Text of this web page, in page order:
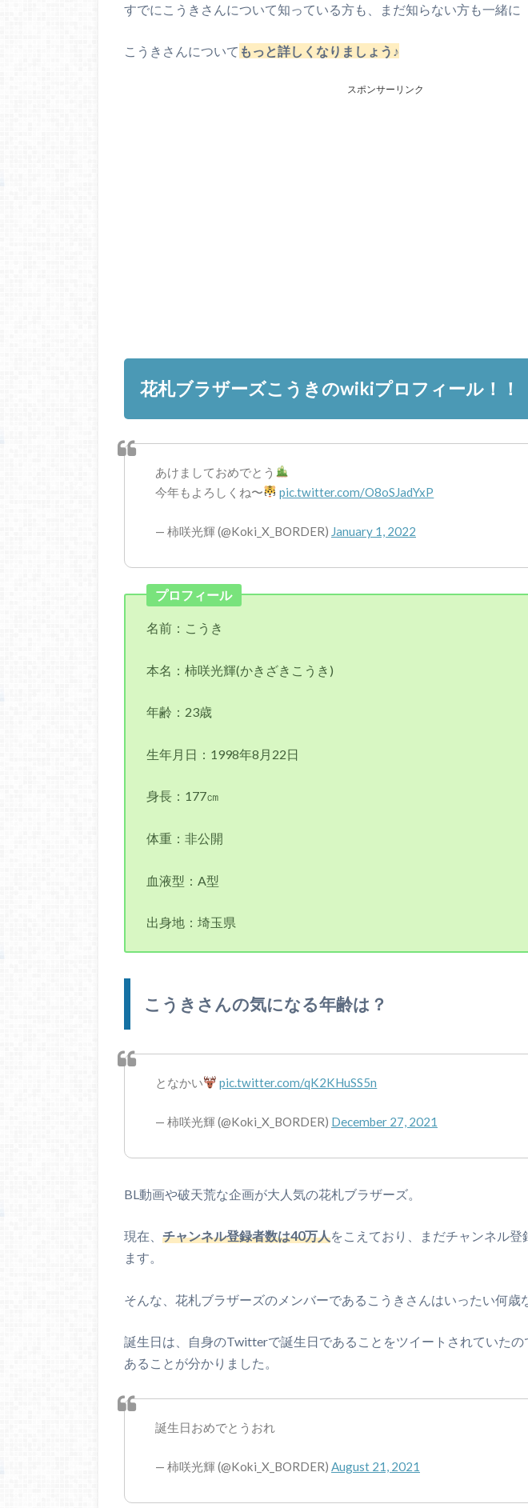
すでにこうきさんについて知っている方も、まだ知らない方も一緒に
こうきさんについて もっと詳しくなりましょう♪
スポンサーリンク
花札ブラザーズこうきのwikiプロフィール！！
あけましておめでとう
今年もよろしくね〜
pic.twitter.com/O8oSJadYxP
— 柿咲光輝 (@Koki_X_BORDER) January 1, 2022
プロフィール
名前：こうき
本名：柿咲光輝(かきざきこうき)
年齢：23歳
生年月日：1998年8月22日
身長：177㎝
体重：非公開
血液型：A型
出身地：埼玉県
こうきさんの気になる年齢は？
となかい pic.twitter.com/qK2KHuSS5n
— 柿咲光輝 (@Koki_X_BORDER) December 27, 2021
BL動画や破天荒な企画が大人気の花札ブラザーズ。
現在、 チャンネル登録者数は40万人をこえており、まだチャンネル登
ます。
そんな、花札ブラザーズのメンバーであるこうきさんはいったい何歳
誕生日は、自身のTwitterで誕生日であることをツイートされていたの
あることが分かりました。
誕生日おめでとうおれ
— 柿咲光輝 (@Koki_X_BORDER) August 21, 2021